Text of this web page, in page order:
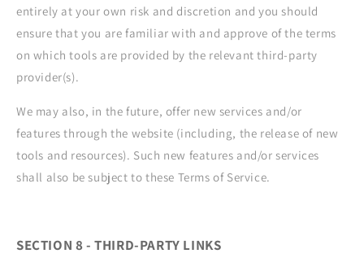
entirely at your own risk and discretion and you should
ensure that you are familiar with and approve of the terms
on which tools are provided by the relevant third-party
provider(s).
We may also, in the future, offer new services and/or
features through the website (including, the release of new
tools and resources). Such new features and/or services
shall also be subject to these Terms of Service.
SECTION 8 - THIRD-PARTY LINKS